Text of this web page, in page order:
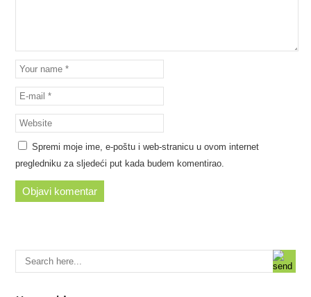
Spremi moje ime, e-poštu i web-stranicu u ovom internet
pregledniku za sljedeći put kada budem komentirao.